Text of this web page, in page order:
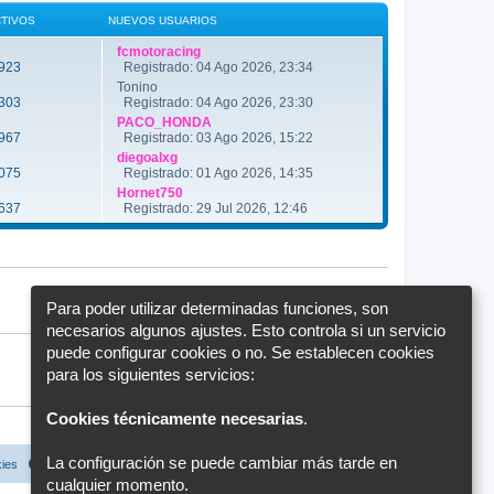
s
a
j
e
ú
l
o
e
n
a
NUEVOS USUARIOS
fcmotoracing
Registrado: 04 Ago 2026, 23:34
Tonino
Registrado: 04 Ago 2026, 23:30
PACO_HONDA
Registrado: 03 Ago 2026, 15:22
diegoalxg
Registrado: 01 Ago 2026, 14:35
Hornet750
Registrado: 29 Jul 2026, 12:46
Todos los horarios sonUTC+02:00
Configuración de cookies
Para poder utilizar determinadas funciones, son
necesarios algunos ajustes. Esto controla si un servicio
puede configurar cookies o no. Se establecen cookies
para los siguientes servicios:
Cookies técnicamente necesarias.
La configuración se puede cambiar más tarde en
cualquier momento.